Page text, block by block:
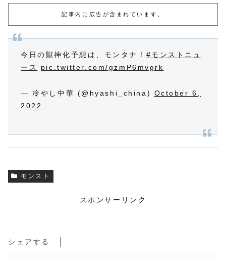
記事内に広告が含まれています。
今日の獣神化予想は、モンタナ！ #モンストニュ
ース
pic.twitter.com/gzmP6mvgrk
— 冷やし中華 (@hyashi_china) October 6,
2022
モンスト
スポンサーリンク
シェアする